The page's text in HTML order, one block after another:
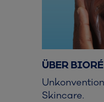
ÜBER
Skincare.